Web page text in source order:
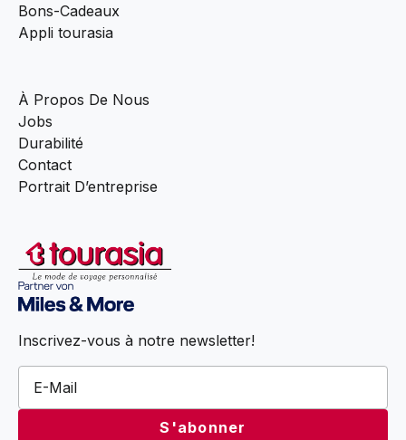
Bons-Cadeaux
Appli tourasia
À Propos De Nous
Jobs
Durabilité
Contact
Portrait D’entreprise
Inscrivez-vous à notre newsletter!